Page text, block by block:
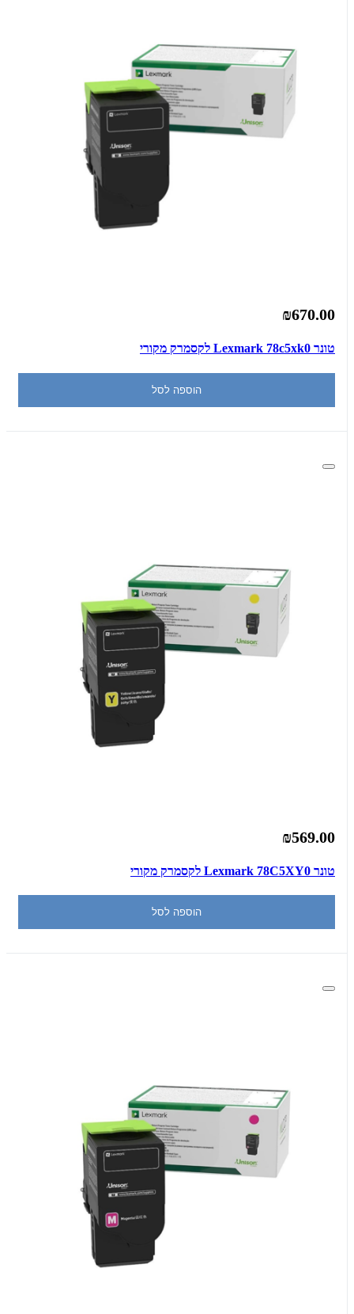
₪670.00
‏טונר ‏Lexmark 78c5xk0 לקסמרק מקורי
הוספה לסל
₪569.00
טונר Lexmark 78C5XY0 לקסמרק מקורי
הוספה לסל